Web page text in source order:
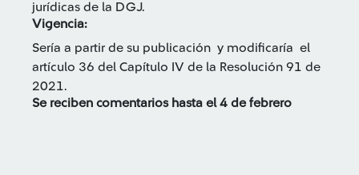
jurídicas de la DGJ.
Vigencia:
Sería a partir de su publicación y modificaría el
artículo 36 del Capítulo IV de la Resolución 91 de
2021.
Se reciben comentarios hasta el 4 de febrero